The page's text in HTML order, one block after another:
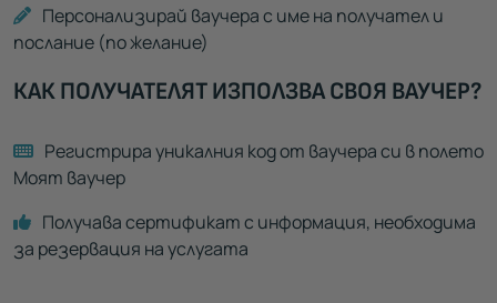
Персонализирай ваучера с име на получател и
послание (по желание)
КАК ПОЛУЧАТЕЛЯТ ИЗПОЛЗВА СВОЯ ВАУЧЕР?
Регистрира уникалния код от ваучера си в полето
Моят ваучер
Получава сертификат с информация, необходима
за резервация на услугата